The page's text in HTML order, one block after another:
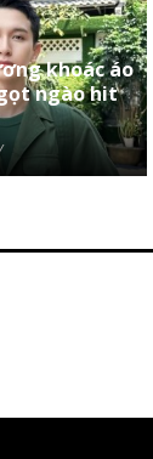
khoác áo
ngào hit